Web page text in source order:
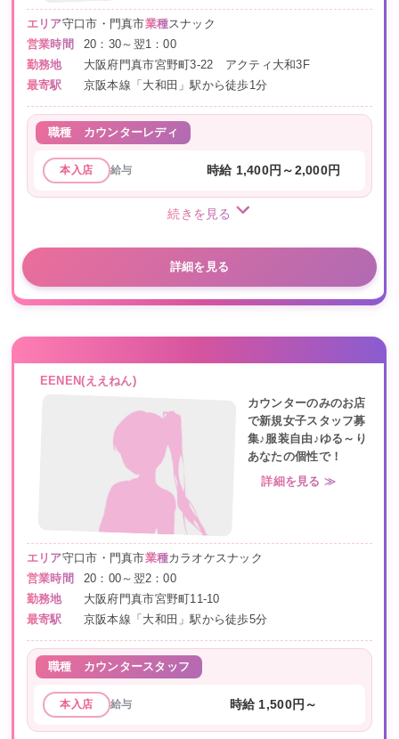
エリア守口市・門真市業種スナック
営業時間
20：30～翌1：00
勤務地
大阪府門真市宮野町3-22 アクティ大和3F
最寄駅
京阪本線「大和田」駅から徒歩1分
職種 カウンターレディ
本入店 給与 時給 1,400円～2,000円
続きを見る
詳細を見る
EENEN(ええねん)
カウンターのみのお店
で新規女子スタッフ募
集♪服装自由♪ゆる～り
あなたの個性で！
詳細を見る ≫
エリア守口市・門真市業種カラオケスナック
営業時間
20：00～翌2：00
勤務地
大阪府門真市宮野町11-10
最寄駅
京阪本線「大和田」駅から徒歩5分
職種 カウンタースタッフ
本入店 給与 時給 1,500円～